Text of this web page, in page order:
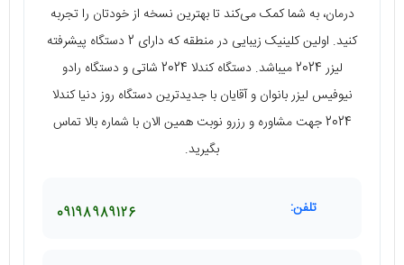
درمان، به شما کمک می‌کند تا بهترین نسخه از خودتان را تجربه
کنید. اولین کلینیک زیبایی در منطقه که دارای 2 دستگاه پیشرفته
لیزر 2024 میباشد. دستگاه کندلا 2024 شاتی و دستگاه رادو
نیوفیس لیزر بانوان و آقایان با جدیدترین دستگاه روز دنیا کندلا
2024 جهت مشاوره و رزرو نوبت همین الان با شماره بالا تماس
بگیرید.
تلفن: 09198989126